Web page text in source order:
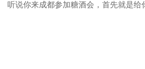
听说你来成都参加糖酒会，首先就是给